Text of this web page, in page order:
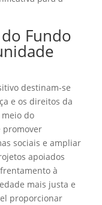
Fundo
destinam-se
e os direitos da
meio do
promover
sociais e ampliar
apoiados
à
mais justa e
proporcionar